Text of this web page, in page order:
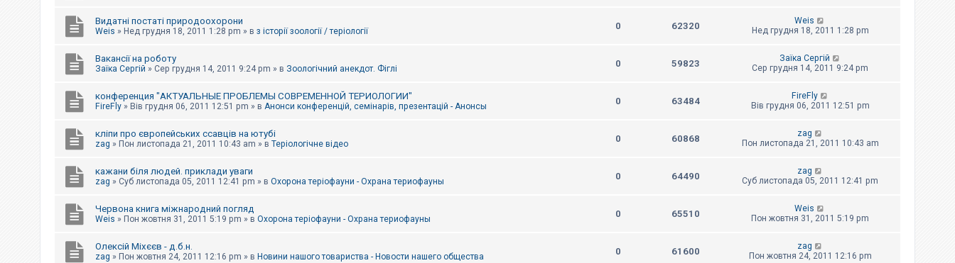
Видатні постаті природоохорони
Weis » Нед грудня 18, 2011 1:28 pm » в з історії зоології / теріології 0 62320
Weis
Нед грудня 18, 2011 1:28 pm
Вакансії на роботу
Заїка Сергій » Сер грудня 14, 2011 9:24 pm » в Зоологічний анекдот. Фіглі 0 59823
Заїка Сергій
Сер грудня 14, 2011 9:24 pm
конференция "АКТУАЛЬНЫЕ ПРОБЛЕМЫ СОВРЕМЕННОЙ ТЕРИОЛОГИИ"
FireFly » Вів грудня 06, 2011 12:51 pm » в Анонси конференцій, семінарів, презентацій - Анонсы 0 63484
FireFly
Вів грудня 06, 2011 12:51 pm
кліпи про європейських ссавців на ютубі
zag » Пон листопада 21, 2011 10:43 am » в Теріологічне відео 0 60868
zag
Пон листопада 21, 2011 10:43 am
кажани біля людей. приклади уваги
zag » Суб листопада 05, 2011 12:41 pm » в Охорона теріофауни - Охрана териофауны 0 64490
zag
Суб листопада 05, 2011 12:41 pm
Червона книга міжнародний погляд
Weis » Пон жовтня 31, 2011 5:19 pm » в Охорона теріофауни - Охрана териофауны 0 65510
Weis
Пон жовтня 31, 2011 5:19 pm
Олексій Міхєєв - д.б.н.
zag » Пон жовтня 24, 2011 12:16 pm » в Новини нашого товариства - Новости нашего общества 0 61600
zag
Пон жовтня 24, 2011 12:16 pm